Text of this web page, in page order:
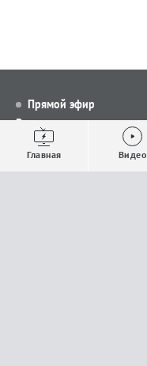
Прямой эфир
Видео
Выпуски новостей
Проекты
Главная Видео